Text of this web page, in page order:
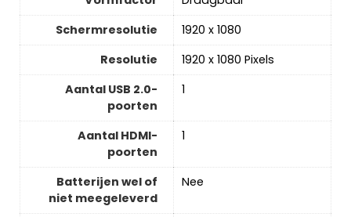
Schermresolutie
‎1920 x 1080
Resolutie
‎1920 x 1080 Pixels
Aantal USB 2.0-
poorten
‎1
Aantal HDMI-
poorten
‎1
Batterijen wel of
niet meegeleverd
‎Nee